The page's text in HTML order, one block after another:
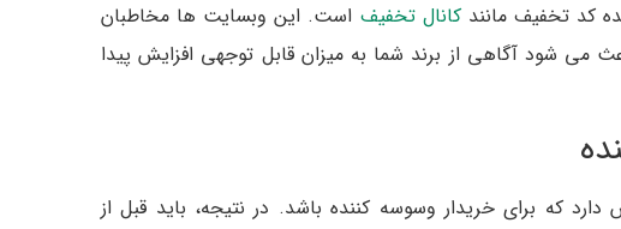
کد تخفیف مانندکانال تخفیف است. این وبسایت ها مخاطبان
می شود آگاهی از برند شما به میزان قابل توجهی افزایش پیدا
دارد که برای خریدار وسوسه کننده باشد. در نتیجه، باید قبل از